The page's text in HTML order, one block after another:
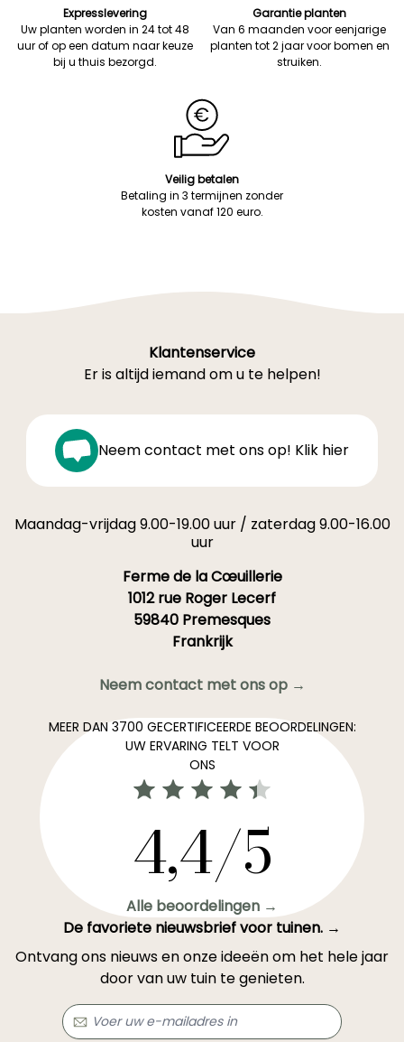
Expresslevering
Uw planten worden in 24 tot 48
uur of op een datum naar keuze
bij u thuis bezorgd.
Garantie planten
Van 6 maanden voor eenjarige
planten tot 2 jaar voor bomen en
struiken.
Veilig betalen
Betaling in 3 termijnen zonder
kosten vanaf 120 euro.
Klantenservice
Er is altijd iemand om u te helpen!
Neem contact met ons op! Klik hier
Maandag-vrijdag 9.00-19.00 uur / zaterdag 9.00-16.00
uur
Ferme de la Cœuillerie
1012 rue Roger Lecerf
59840 Premesques
Frankrijk
Neem contact met ons op →
MEER DAN 3700 GECERTIFICEERDE BEOORDELINGEN:
UW ERVARING TELT VOOR
ONS
4,4/5
Alle beoordelingen →
De favoriete nieuwsbrief voor tuinen. →
Ontvang ons nieuws en onze ideeën om het hele jaar
door van uw tuin te genieten.